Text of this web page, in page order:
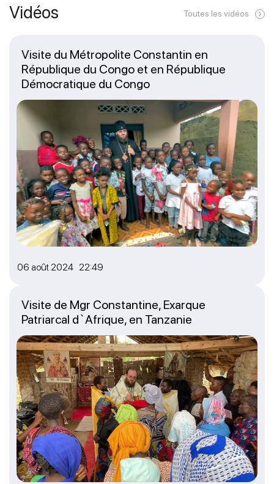
Vidéos Toutes les vidéos
06 août 2024 22:49
Visite du Métropolite Constantin en
République du Congo et en République
Démocratique du Congo
Visite de Mgr Constantine, Exarque
Patriarcal d`Afrique, en Tanzanie